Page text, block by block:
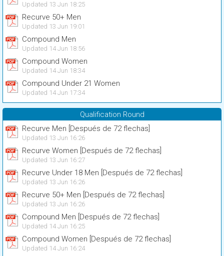
Updated 13 Jun 18:25
Recurve 50+ Men
Updated 13 Jun 19:01
Compound Men
Updated 14 Jun 18:56
Compound Women
Updated 14 Jun 18:34
Compound Under 21 Women
Updated 14 Jun 17:34
Qualification Round
Recurve Men [Después de 72 flechas]
Updated 13 Jun 16:26
Recurve Women [Después de 72 flechas]
Updated 13 Jun 16:27
Recurve Under 18 Men [Después de 72 flechas]
Updated 13 Jun 16:26
Recurve 50+ Men [Después de 72 flechas]
Updated 13 Jun 16:26
Compound Men [Después de 72 flechas]
Updated 14 Jun 16:25
Compound Women [Después de 72 flechas]
Updated 14 Jun 16:24